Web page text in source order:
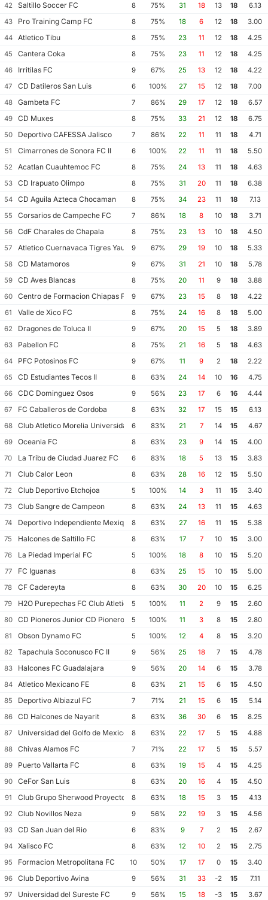
42
Saltillo Soccer FC 8 75% 31 18 13 18
6.13
43
Pro Training Camp FC 8 75% 18 6 12 18
3.00
44
Atletico Tibu 8 75% 23 11 12 18
4.25
45
Cantera Coka 8 75% 23 11 12 18
4.25
46
Irritilas FC 9 67% 25 13 12 18
4.22
47
CD Datileros San Luis 6 100% 27 15 12 18
7.00
48
Gambeta FC 7 86% 29 17 12 18
6.57
49
CD Muxes 8 75% 33 21 12 18
6.75
50
Deportivo CAFESSA Jalisco 7 86% 22 11 11 18
4.71
51
Cimarrones de Sonora FC II 6 100% 22 11 11 18
5.50
52
Acatlan Cuauhtemoc FC 8 75% 24 13 11 18
4.63
53
CD Irapuato Olimpo 8 75% 31 20 11 18
6.38
54
CD Aguila Azteca Chocaman 8 75% 34 23 11 18
7.13
55
Corsarios de Campeche FC 7 86% 18 8 10 18
3.71
56
CdF Charales de Chapala 8 75% 23 13 10 18
4.50
57
Atletico Cuernavaca Tigres Yautepec
9 67% 29 19 10 18
5.33
58
CD Matamoros 9 67% 31 21 10 18
5.78
59
CD Aves Blancas 8 75% 20 11 9 18
3.88
60
Centro de Formacion Chiapas Futbol
9 67% 23 15 8 18
4.22
61
Valle de Xico FC 8 75% 24 16 8 18
5.00
62
Dragones de Toluca II 9 67% 20 15 5 18
3.89
63
Pabellon FC 8 75% 21 16 5 18
4.63
64
PFC Potosinos FC 9 67% 11 9 2 18
2.22
65
CD Estudiantes Tecos II 8 63% 24 14 10 16
4.75
66
CDC Dominguez Osos 9 56% 23 17 6 16
4.44
67
FC Caballeros de Cordoba 8 63% 32 17 15 15
6.13
68
Club Atletico Morelia Universidad Michoacana
6 83% 21 7 14 15
4.67
69
Oceania FC 8 63% 23 9 14 15
4.00
70
La Tribu de Ciudad Juarez FC 6 83% 18 5 13 15
3.83
71
Club Calor Leon 8 63% 28 16 12 15
5.50
72
Club Deportivo Etchojoa 5 100% 14 3 11 15
3.40
73
Club Sangre de Campeon 8 63% 24 13 11 15
4.63
74
Deportivo Independiente Mexiquense
8 63% 27 16 11 15
5.38
75
Halcones de Saltillo FC 8 63% 17 7 10 15
3.00
76
La Piedad Imperial FC 5 100% 18 8 10 15
5.20
77
FC Iguanas 8 63% 25 15 10 15
5.00
78
CF Cadereyta 8 63% 30 20 10 15
6.25
79
H2O Purepechas FC Club Atletico Morelia II
5 100% 11 2 9 15
2.60
80
CD Pioneros Junior CD Pioneros de Cancun II
5 100% 11 3 8 15
2.80
81
Obson Dynamo FC 5 100% 12 4 8 15
3.20
82
Tapachula Soconusco FC II 9 56% 25 18 7 15
4.78
83
Halcones FC Guadalajara 9 56% 20 14 6 15
3.78
84
Atletico Mexicano FE 8 63% 21 15 6 15
4.50
85
Deportivo Albiazul FC 7 71% 21 15 6 15
5.14
86
CD Halcones de Nayarit 8 63% 36 30 6 15
8.25
87
Universidad del Golfo de Mexico FC
8 63% 22 17 5 15
4.88
88
Chivas Alamos FC 7 71% 22 17 5 15
5.57
89
Puerto Vallarta FC 8 63% 19 15 4 15
4.25
90
CeFor San Luis 8 63% 20 16 4 15
4.50
91
Club Grupo Sherwood Proyecto Mexico Soccer
8 63% 18 15 3 15
4.13
92
Club Novillos Neza 9 56% 22 19 3 15
4.56
93
CD San Juan del Rio 6 83% 9 7 2 15
2.67
94
Xalisco FC 8 63% 12 10 2 15
2.75
95
Formacion Metropolitana FC 10 50% 17 17 0 15
3.40
96
Club Deportivo Avina 9 56% 31 33 -2 15
7.11
97
Universidad del Sureste FC 9 56% 15 18 -3 15
3.67